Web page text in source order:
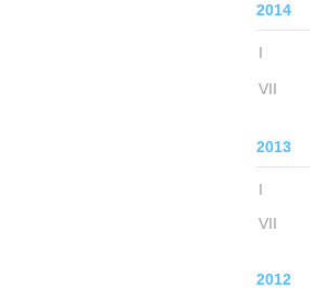
2014
I
VII
2013
I
VII
2012